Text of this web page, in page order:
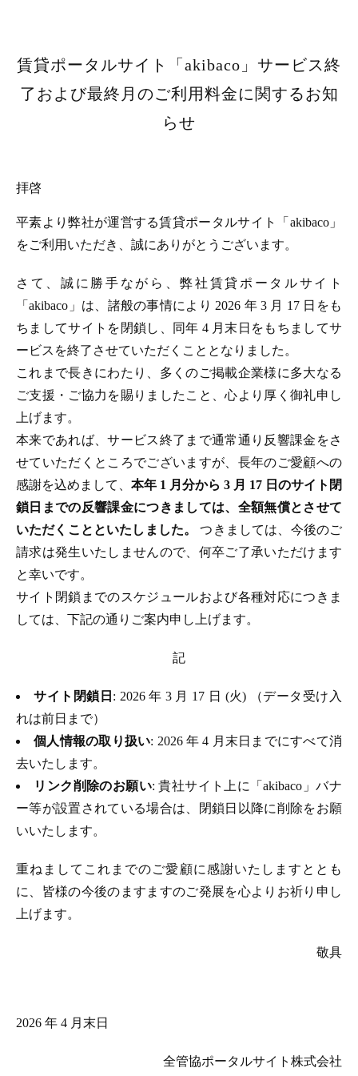
賃貸ポータルサイト「akibaco」サービス終
了および最終月のご利用料金に関するお知
らせ
拝啓
平素より弊社が運営する賃貸ポータルサイト「akibaco」
をご利用いただき、誠にありがとうございます。
さて、誠に勝手ながら、弊社賃貸ポータルサイト
「akibaco」は、諸般の事情により 2026 年 3 月 17 日をも
ちましてサイトを閉鎖し、同年 4 月末日をもちましてサ
ービスを終了させていただくこととなりました。
これまで長きにわたり、多くのご掲載企業様に多大なる
ご支援・ご協力を賜りましたこと、心より厚く御礼申し
上げます。
本来であれば、サービス終了まで通常通り反響課金をさ
せていただくところでございますが、長年のご愛顧への
感謝を込めまして、 本年 1 月分から 3 月 17 日のサイト閉
鎖日までの反響課金につきましては、全額無償とさせて
いただくことといたしました。つきましては、今後のご
請求は発生いたしませんので、何卒ご了承いただけます
と幸いです。
サイト閉鎖までのスケジュールおよび各種対応につきま
しては、下記の通りご案内申し上げます。
記
サイト閉鎖日 : 2026 年 3 月 17 日 (火) （データ受け入
れは前日まで）
個人情報の取り扱い: 2026 年 4 月末日までにすべて消
去いたします。
リンク削除のお願い: 貴社サイト上に「akibaco」バナ
ー等が設置されている場合は、閉鎖日以降に削除をお願
いいたします。
重ねましてこれまでのご愛顧に感謝いたしますととも
に、皆様の今後のますますのご発展を心よりお祈り申し
上げます。
敬具
2026 年 4 月末日
全管協ポータルサイト株式会社